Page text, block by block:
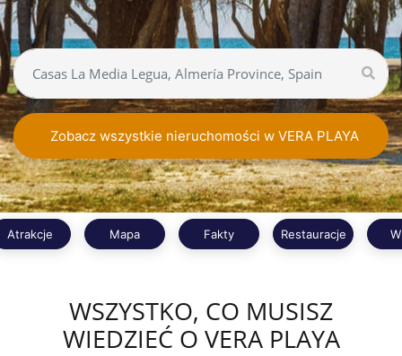
Zobacz wszystkie nieruchomości w VERA PLAYA
Atrakcje Mapa Fakty Restauracje
WSZYSTKO, CO MUSISZ
WIEDZIEĆ O VERA PLAYA